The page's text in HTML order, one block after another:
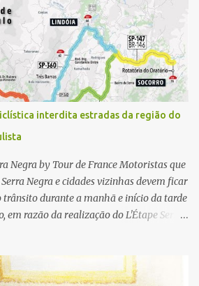
interdita estradas da região do
Negra by Tour de France Motoristas que
Negra e cidades vizinhas devem ficar
trânsito durante a manhã e início da tarde
em razão da realização do L'Étape Serra
regiões do país e terá percursos
de Serra Negra, Amparo, Monte Alegre